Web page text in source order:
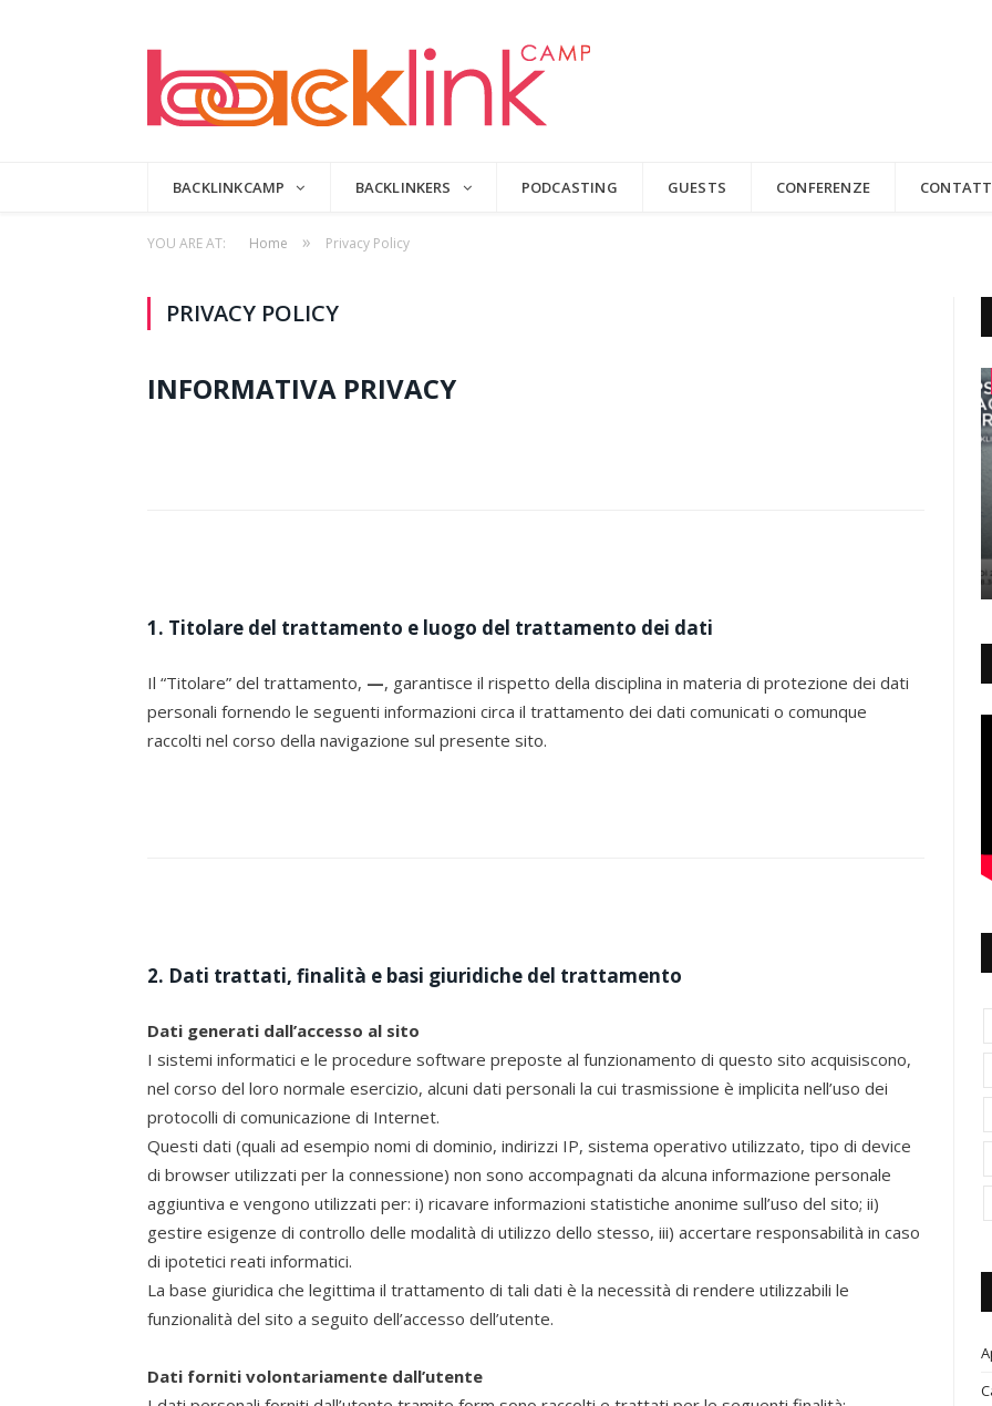
BACKLINKCAMP BACKLINKERS PODCASTING GUESTS CONFERENZE
YOU ARE AT: Home » Privacy Policy
PRIVACY POLICY
INFORMATIVA PRIVACY
1. Titolare del trattamento e luogo del trattamento dei dati
Il “Titolare” del trattamento, —, garantisce il rispetto della disciplina in materia di protezione dei dati
personali fornendo le seguenti informazioni circa il trattamento dei dati comunicati o comunque
raccolti nel corso della navigazione sul presente sito.
2. Dati trattati, finalità e basi giuridiche del trattamento
Dati generati dall’accesso al sito
I sistemi informatici e le procedure software preposte al funzionamento di questo sito acquisiscono,
nel corso del loro normale esercizio, alcuni dati personali la cui trasmissione è implicita nell’uso dei
protocolli di comunicazione di Internet.
Questi dati (quali ad esempio nomi di dominio, indirizzi IP, sistema operativo utilizzato, tipo di device
di browser utilizzati per la connessione) non sono accompagnati da alcuna informazione personale
aggiuntiva e vengono utilizzati per: i) ricavare informazioni statistiche anonime sull’uso del sito; ii)
gestire esigenze di controllo delle modalità di utilizzo dello stesso, iii) accertare responsabilità in caso
di ipotetici reati informatici.
La base giuridica che legittima il trattamento di tali dati è la necessità di rendere utilizzabili le
funzionalità del sito a seguito dell’accesso dell’utente.
Dati forniti volontariamente dall’utente